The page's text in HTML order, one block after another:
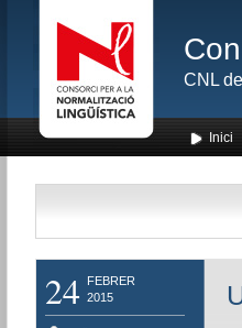
CNL
Inici
24
FEBRER
2015